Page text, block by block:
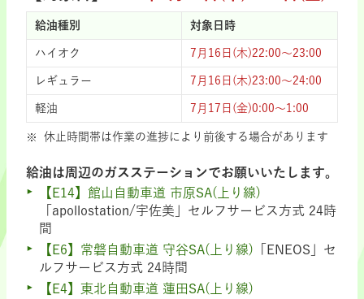
給油種別 対象日時
ハイオク 7月16日(木)22:00～23:00
レギュラー 7月16日(木)23:00～24:00
軽油 7月17日(金)0:00～1:00
休止時間帯は作業の進捗により前後する場合があります
給油は周辺のガスステーションでお願いいたします。
【E14】館山自動車道 市原SA(上り線)
「apollostation/宇佐美」セルフサービス方式 24時
間
【E6】常磐自動車道 守谷SA(上り線) 「ENEOS」セ
ルフサービス方式 24時間
【E4】東北自動車道 蓮田SA(上り線)